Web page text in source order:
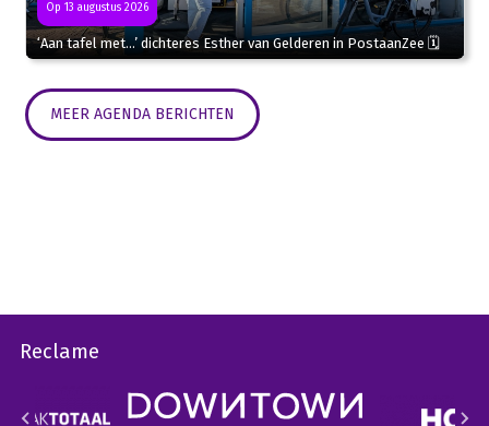
Op 13 augustus 2026
‘Aan tafel met…’ dichteres Esther van Gelderen in PostaanZee 🗓
MEER AGENDA BERICHTEN
Reclame